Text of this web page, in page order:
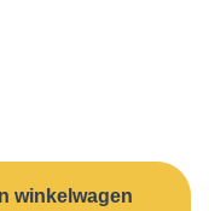
winkelwagen